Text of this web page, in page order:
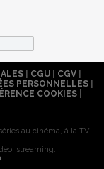
| CGU| CGV|
PERSONNELLES
COOKIES
au cinéma, à la TV
streaming...